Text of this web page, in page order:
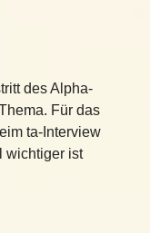
des Alpha-
Für das
ta-Interview
wichtiger ist